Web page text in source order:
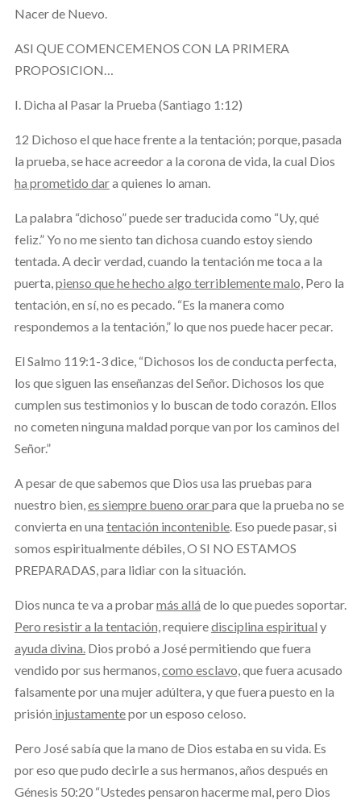
Nacer de Nuevo.
ASI QUE COMENCEMENOS CON LA PRIMERA
PROPOSICION…
I. Dicha al Pasar la Prueba (Santiago 1:12)
12 Dichoso el que hace frente a la tentación; porque, pasada
la prueba, se hace acreedor a la corona de vida, la cual Dios
ha prometido dara quienes lo aman.
La palabra “dichoso” puede ser traducida como “Uy, qué
feliz.” Yo no me siento tan dichosa cuando estoy siendo
tentada. A decir verdad, cuando la tentación me toca a la
puerta,pienso que he hecho algo terriblemente malo,Pero la
tentación, en sí, no es pecado. “Es la manera como
respondemos a la tentación,” lo que nos puede hacer pecar.
El Salmo 119:1-3 dice, “Dichosos los de conducta perfecta,
los que siguen las enseñanzas del Señor. Dichosos los que
cumplen sus testimonios y lo buscan de todo corazón. Ellos
no cometen ninguna maldad porque van por los caminos del
Señor.”
A pesar de que sabemos que Dios usa las pruebas para
nuestro bien,es siempre bueno orarpara que la prueba no se
convierta en una tentación incontenible. Eso puede pasar, si
somos espiritualmente débiles, O SI NO ESTAMOS
PREPARADAS, para lidiar con la situación.
Dios nunca te va a probarmás allá de lo que puedes soportar.
Pero resistir a la tentación,requieredisciplina espiritual y
ayuda divina.Dios probó a José permitiendo que fuera
vendido por sus hermanos,como esclavo,que fuera acusado
falsamente por una mujer adúltera, y que fuera puesto en la
prisión injustamentepor un esposo celoso.
Pero José sabía que la mano de Dios estaba en su vida. Es
por eso que pudo decirle a sus hermanos, años después en
Génesis 50:20 “Ustedes pensaron hacerme mal, pero Dios